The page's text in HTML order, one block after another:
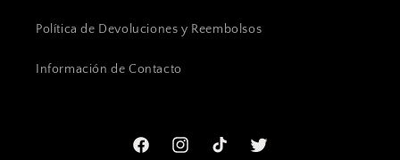
Política de Devoluciones y Reembolsos
Información de Contacto
FacebookInstagramTikTok Twitter